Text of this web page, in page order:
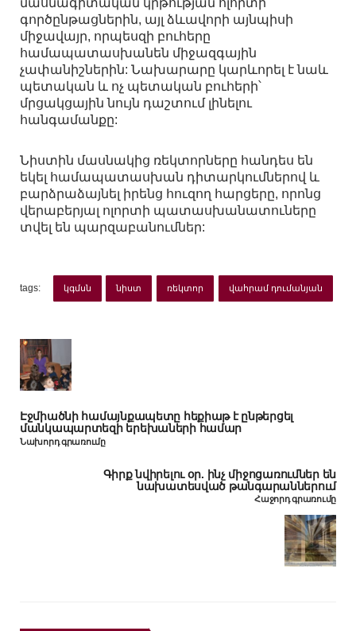
մասնագիտական կրթության ոլորտի
գործընթացներին, այլ ձևավորի այնպիսի
միջավայր, որպեսզի բուհերը
համապատասխանեն միջազգային
չափանիշներին: Նախարարը կարևորել է նաև
պետական և ոչ պետական բուհերի՝
մրցակցային նույն դաշտում լինելու
հանգամանքը:
Նիստին մասնակից ռեկտորները հանդես են
եկել համապատասխան դիտարկումներով և
բարձրաձայնել իրենց հուզող հարցերը, որոնց
վերաբերյալ ոլորտի պատասխանատուները
տվել են պարզաբանումներ:
tags: կգմսն նիստ ռեկտոր վահրամ դումանյան
Էջմիածնի համայնքապետը հեքիաթ է ընթերցել
մանկապարտեզի երեխաների համար
Նախորդ գրառումը
Գիրք նվիրելու օր. ինչ միջոցառումներ են
նախատեսված թանգարաններում
Հաջորդ գրառումը